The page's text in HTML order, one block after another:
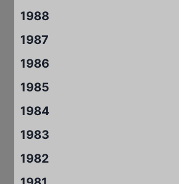
1988
1987
1986
1985
1984
1983
1982